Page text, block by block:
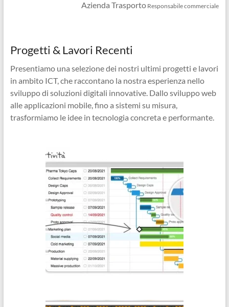
Azienda Trasporto Responsabile commerciale
Progetti & Lavori Recenti
Presentiamo una selezione dei nostri ultimi progetti e lavori
in ambito ICT, che raccontano la nostra esperienza nello
sviluppo di soluzioni digitali innovative. Dallo sviluppo web
alle applicazioni mobile, fino a sistemi su misura,
trasformiamo le idee in tecnologia concreta e performante.